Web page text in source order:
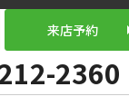
来店予約
2360